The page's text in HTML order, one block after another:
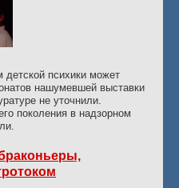
детской психики может
нашумевшей выставки
не уточнили.
поколения в надзорном